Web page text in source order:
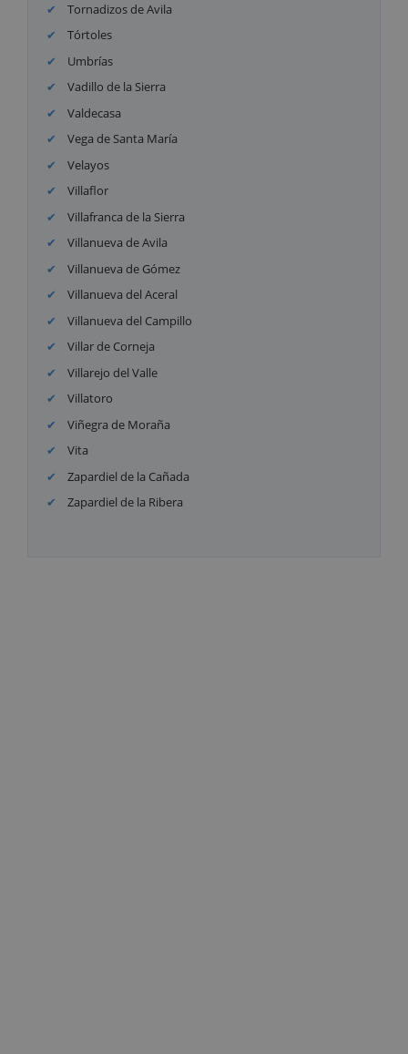
Tornadizos de Avila
Tórtoles
Umbrías
Vadillo de la Sierra
Valdecasa
Vega de Santa María
Velayos
Villaflor
Villafranca de la Sierra
Villanueva de Avila
Villanueva de Gómez
Villanueva del Aceral
Villanueva del Campillo
Villar de Corneja
Villarejo del Valle
Villatoro
Viñegra de Moraña
Vita
Zapardiel de la Cañada
Zapardiel de la Ribera